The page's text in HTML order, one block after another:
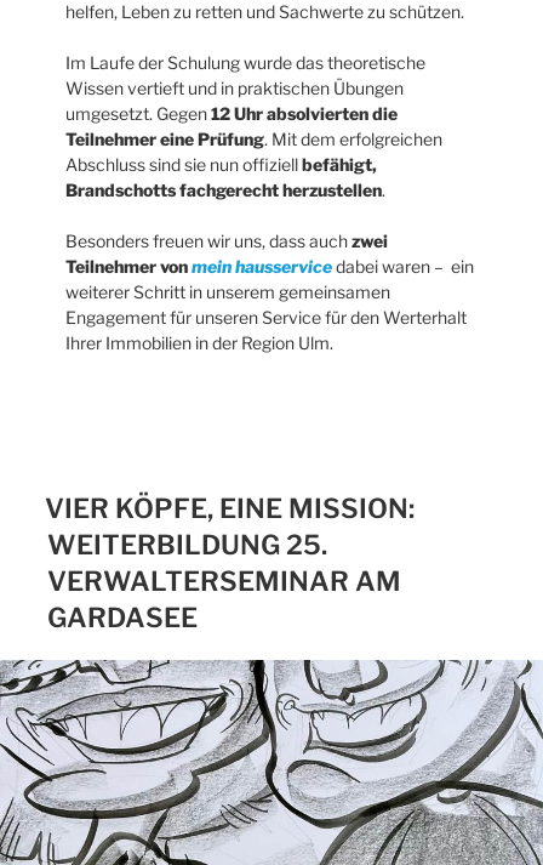
helfen, Leben zu retten und Sachwerte zu schützen.
Im Laufe der Schulung wurde das theoretische
Wissen vertieft und in praktischen Übungen
umgesetzt. Gegen12 Uhr absolvierten die
Teilnehmer eine Prüfung. Mit dem erfolgreichen
Abschluss sind sie nun offiziellbefähigt,
Brandschotts fachgerecht herzustellen.
Besonders freuen wir uns, dass auchzwei
Teilnehmer vonmein hausservicedabei waren – ein
weiterer Schritt in unserem gemeinsamen
Engagement für unseren Service für den Werterhalt
Ihrer Immobilien in der Region Ulm.
VIER KÖPFE, EINE MISSION:
WEITERBILDUNG 25.
VERWALTERSEMINAR AM
GARDASEE